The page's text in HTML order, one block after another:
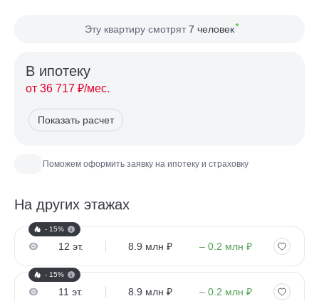
Эту квартиру смотрят 7 человек
В ипотекy
от 36 717 ₽/мес.
Показать расчет
Поможем оформить заявку на ипотеку и страховку
На других этажах
- 15%
12 эт. 8.9 млн ₽ – 0.2 млн ₽
- 15%
11 эт. 8.9 млн ₽ – 0.2 млн ₽